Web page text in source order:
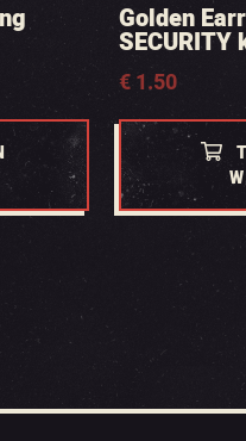
Golden
SECURITY
€1.50